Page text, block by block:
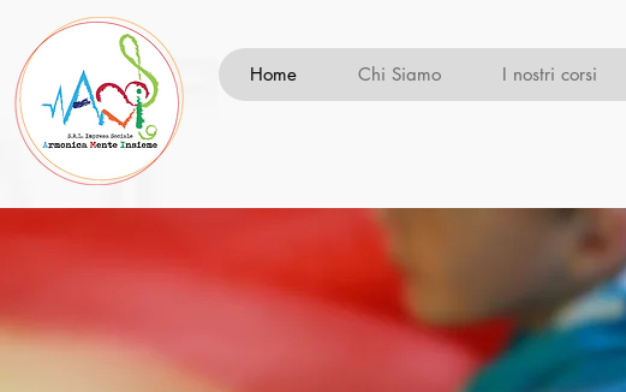
Home Chi Siamo I nostri corsi